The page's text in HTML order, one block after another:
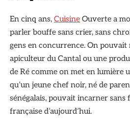
En cinq ans, Cuisine Ouverte a
parler bouffe sans crier, sans
gens en concurrence. On
apiculteur du Cantal ou une
de Ré comme on met en lumière
qu’un jeune chef noir, né de
sénégalais, pouvait incarner
française d’aujourd’hui.